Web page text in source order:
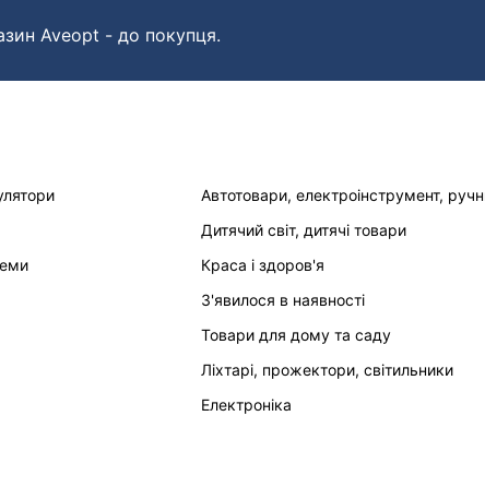
Aveopt - до покупця.
Автотовари, електроінструмент,
Дитячий світ, дитячі товари
Краса і здоров'я
З'явилося в наявності
Товари для дому та саду
Ліхтарі, прожектори, світильники
Електроніка